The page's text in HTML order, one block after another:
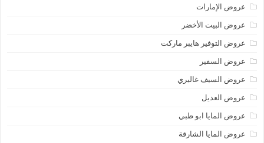
عروض الإمارات
عروض البيت الأخضر
عروض التوفير هايبر ماركت
عروض السفير
عروض السيف غاليري
عروض العديل
عروض المايا ابو ظبي
عروض المايا الشارقة